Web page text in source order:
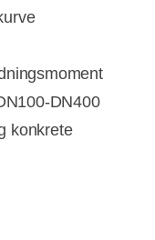
DN400
konkrete